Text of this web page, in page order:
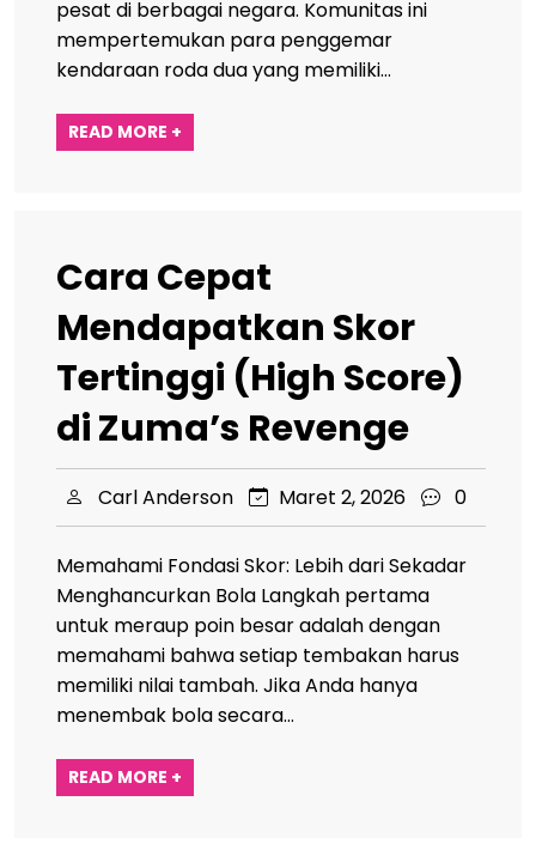
pesat di berbagai negara. Komunitas ini
mempertemukan para penggemar
kendaraan roda dua yang memiliki…
READ MORE +
Cara Cepat
Mendapatkan Skor
Tertinggi (High Score)
di Zuma’s Revenge
Carl Anderson Maret 2, 2026 0
Memahami Fondasi Skor: Lebih dari Sekadar
Menghancurkan Bola Langkah pertama
untuk meraup poin besar adalah dengan
memahami bahwa setiap tembakan harus
memiliki nilai tambah. Jika Anda hanya
menembak bola secara…
READ MORE +